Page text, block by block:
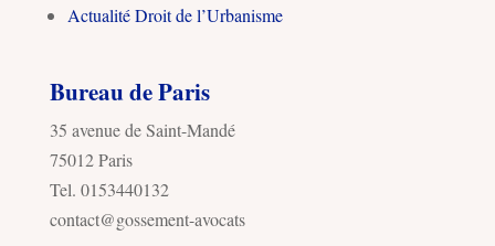
Actualité Droit de l’Urbanisme
Bureau de Paris
35 avenue de Saint-Mandé
75012 Paris
Tel. 0153440132
contact@gossement-avocats